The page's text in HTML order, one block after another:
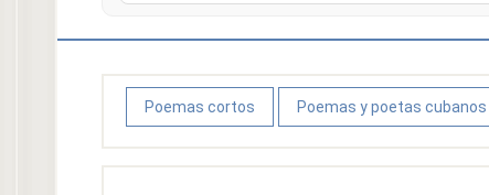
Poemas cortos Poemas y poetas cubanos